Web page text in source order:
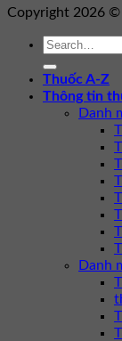
Copyright 2026 ©
Thuốc A-Z
Thông tin
Danh
Danh